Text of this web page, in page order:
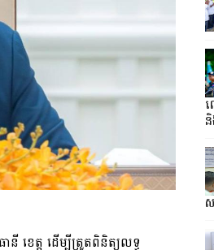
នី ខេត្ត ដើម្បីត្រួតពិនិត្យលទ្ធ